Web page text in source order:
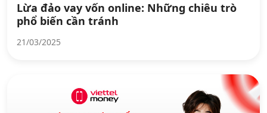
Lừa đảo vay vốn online: Những chiêu trò
phổ biến cần tránh
21/03/2025